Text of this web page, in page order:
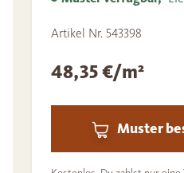
Artikel Nr. 543398
48,35 €/m²
Muster